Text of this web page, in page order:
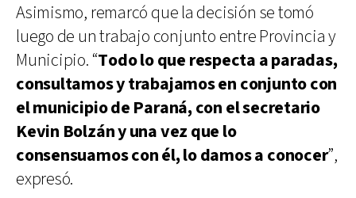
Asimismo, remarcó que la decisión se tomó
luego de un trabajo conjunto entre Provincia y
Municipio. “Todo lo que respecta a paradas,
consultamos y trabajamos en conjunto con
el municipio de Paraná, con el secretario
Kevin Bolzán y una vez que lo
consensuamos con él, lo damos a conocer”,
expresó.